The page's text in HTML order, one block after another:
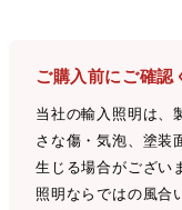
ご購入前にご確認
当社の輸入照明は、
さな傷・気泡、塗装
生じる場合がござい
照明ならではの風合